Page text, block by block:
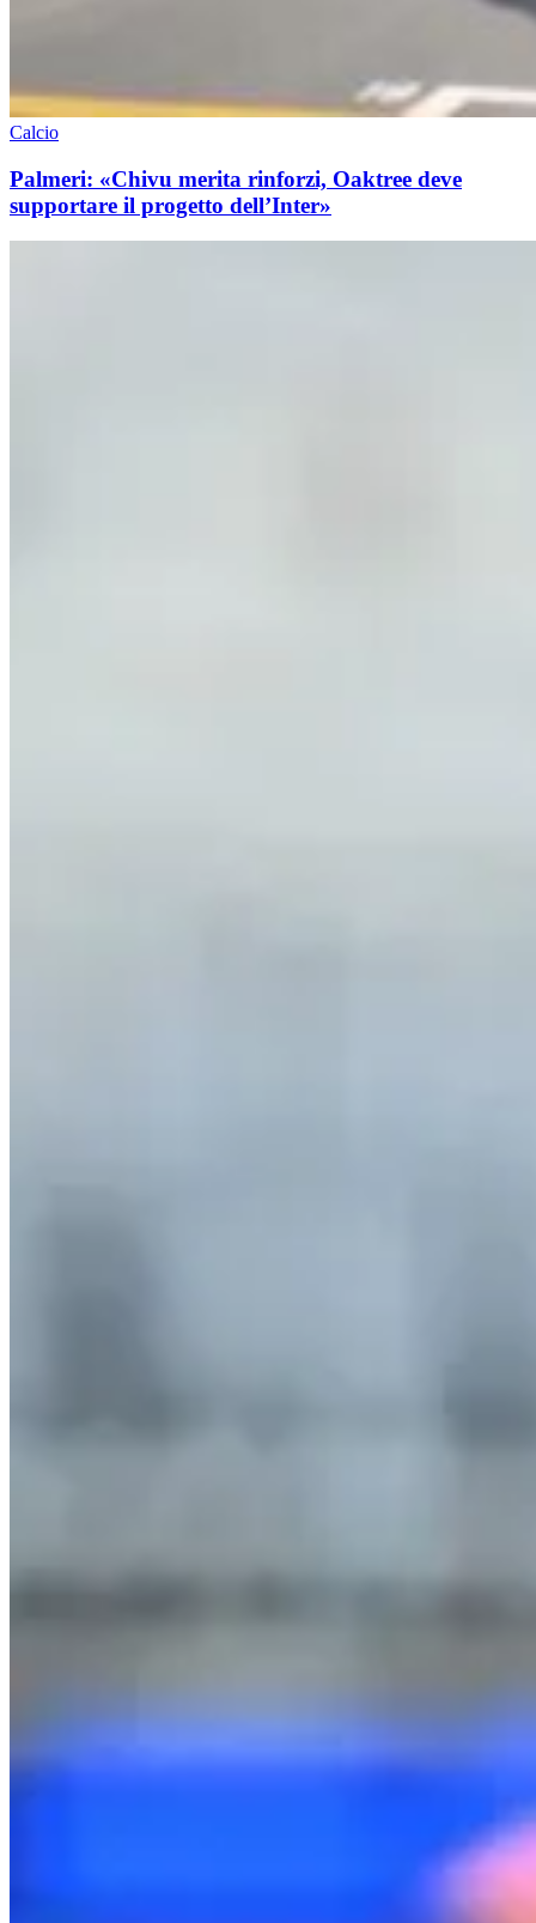
Calcio
Palmeri: «Chivu merita rinforzi, Oaktree deve
supportare il progetto dell’Inter»